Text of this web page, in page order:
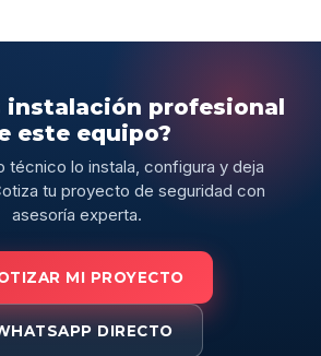
instalación profesional
este equipo?
técnico lo instala, configura y deja
tu proyecto de seguridad con
asesoría experta.
MI PROYECTO
DIRECTO